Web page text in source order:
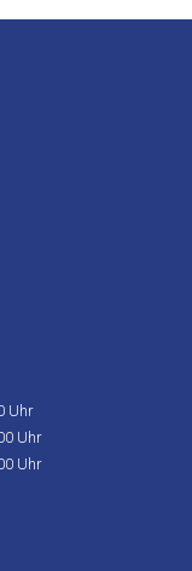
Uhr
Uhr
Uhr